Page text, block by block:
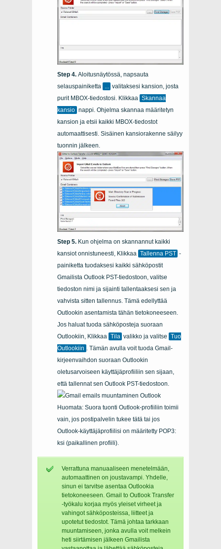
Aloitusnäytössä, napsauta
selauspainiketta
valitaksesi kansion, josta
purit MBOX-tiedostosi. Klikkaa Skannaa
kansio nappi. Ohjelma skannaa määritetyn
kansion ja etsii kaikki MBOX-tiedostot
automaattisesti. Sisäinen kansiorakenne säilyy
tuonnin jälkeen.
Kun ohjelma on skannannut kaikki
kansiot onnistuneesti, Klikkaa Tallenna PST -
painiketta tuodaksesi kaikki sähköpostit
Gmailista Outlook PST-tiedostoon, valitse
tiedoston nimi ja sijainti tallentaaksesi sen ja
vahvista sitten tallennus. Tämä edellyttää
Outlookin asentamista tähän tietokoneeseen.
Jos haluat tuoda sähköposteja suoraan
Outlookiin, Klikkaa Tila valikko ja valitse Tuo
Outlookiin . Tämän avulla voit tuoda Gmail-
kirjeenvaihdon suoraan Outlookin
oletusarvoiseen käyttäjäprofiiliin sen sijaan,
että tallennat sen Outlook PST-tiedostoon.
Huomata: Suora tuonti Outlook-profiiliin toimii
vain, jos postipalvelin tukee tätä tai jos
Outlook-käyttäjäprofiilisi on määritetty POP3:
ksi (paikallinen profiili).
Verrattuna manuaaliseen menetelmään,
automaattinen on joustavampi. Yhdelle,
sinun ei tarvitse asentaa Outlookia
tietokoneeseen. Gmail to Outlook Transfer
-työkalu korjaa myös yleiset virheet ja
vahingot sähköposteissa, liitteet ja
upotetut tiedostot. Tämä johtaa tarkkaan
muuntamiseen, jonka avulla voit melkein
heti siirtämisen jälkeen Gmailista